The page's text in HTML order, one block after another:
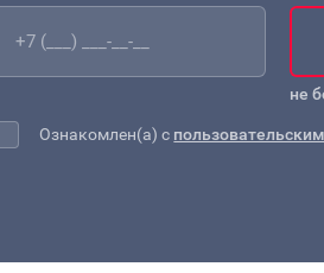
не
Ознакомлен(а) с